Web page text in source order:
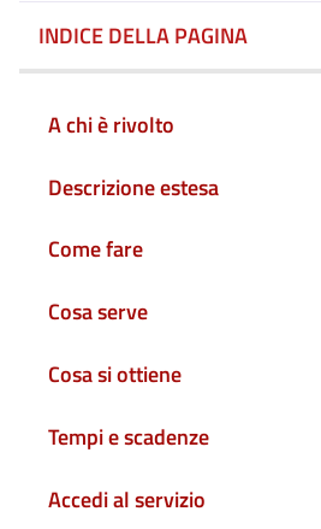
INDICE DELLA PAGINA
A chi è rivolto
Descrizione estesa
Come fare
Cosa serve
Cosa si ottiene
Tempi e scadenze
Accedi al servizio